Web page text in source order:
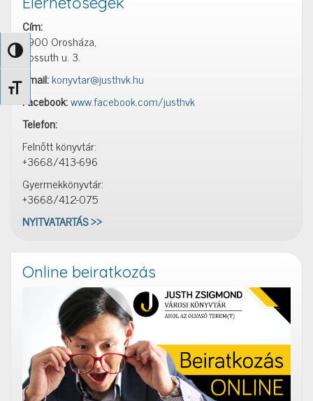
Nagy kontraszt váltása
Betűméret váltása
Cím:
5900 Orosháza,
Kossuth u. 3.
Email:konyvtar@justhvk.hu
Facebook:www.facebook.com/justhvk
Telefon:
Felnőtt könyvtár:
+3668/413-696
Gyermekkönyvtár:
+3668/412-075
NYITVATARTÁS >>
Online beiratkozás